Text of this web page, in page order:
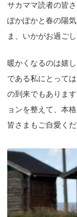
サカママ読者の皆
ぽかぽかと春の陽
ま、いかがお過ご
暖かくなるのは嬉
である私にとって
の到来でもありま
ョンを整えて、本
皆さまもご自愛くだ